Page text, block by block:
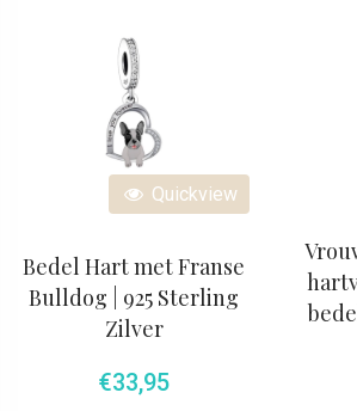
Quickview
Bedel Hart met Franse
Bulldog | 925 Sterling
Zilver
€33,95